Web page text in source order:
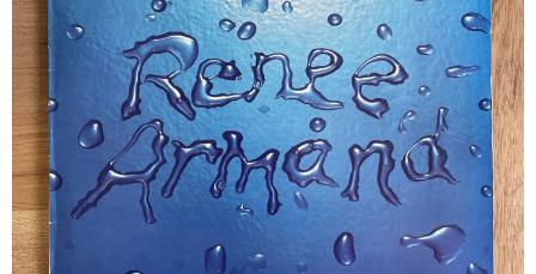
取り置きなどについて
Categories
New Arrivals
新譜
GG RECORD （当店のレーベル）